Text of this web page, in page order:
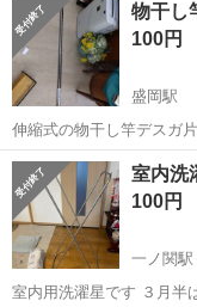
物干
100円
盛岡駅
伸縮式の物干し竿デスガ
なりません。 無ので100円です。 いつも通りお店の客寄せ商品です。
どんだけうちが安いか知
岩手 盛岡市 盛岡
室内洗
100円
一ノ関駅
室内用洗濯星です ３月半